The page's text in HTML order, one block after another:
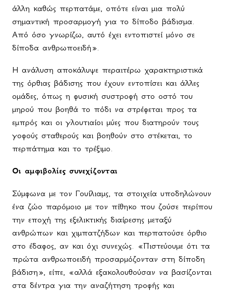
άλλη καθώς περπατάμε, οπότε είναι μια πολύ
σημαντική προσαρμογή για το δίποδο βάδισμα.
Από όσο γνωρίζω, αυτό έχει εντοπιστεί μόνο σε
δίποδα ανθρωποειδή».
Η ανάλυση αποκάλυψε περαιτέρω χαρακτηριστικά
της όρθιας βάδισης που έχουν εντοπίσει και άλλες
ομάδες, όπως η φυσική συστροφή στο οστό του
μηρού που βοηθά το πόδι να στρέφεται προς τα
εμπρός και οι γλουτιαίοι μύες που διατηρούν τους
γοφούς σταθερούς και βοηθούν στο στέκεται, το
περπάτημα και το τρέξιμο.
Οι αμφιβολίες συνεχίζονται
Σύμφωνα με τον Γουίλιαμς, τα στοιχεία υποδηλώνουν
ένα ζώο παρόμοιο με τον πίθηκο που ζούσε περίπου
την εποχή της εξελικτικής διαίρεσης μεταξύ
ανθρώπων και χιμπατζήδων και περπατούσε όρθιο
στο έδαφος, αν και όχι συνεχώς. «Πιστεύουμε ότι τα
πρώτα ανθρωποειδή προσαρμόζονταν στη δίποδη
βάδιση», είπε, «αλλά εξακολουθούσαν να βασίζονται
στα δέντρα για την αναζήτηση τροφής και